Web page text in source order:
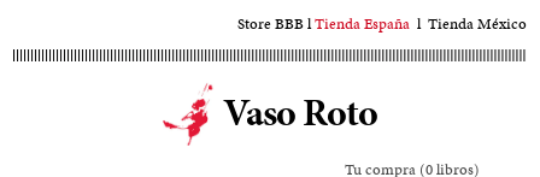
al
Store BBBlTienda España l Tienda México
Vaso Roto
Tu compra (0 libros)